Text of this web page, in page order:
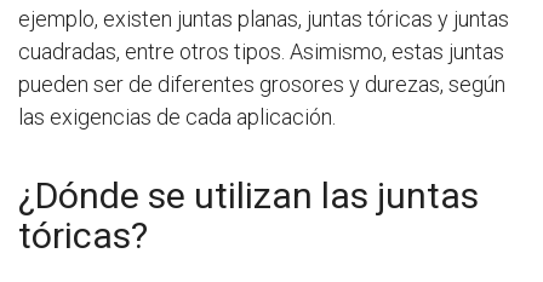
ejemplo, existen juntas planas, juntas tóricas y juntas
cuadradas, entre otros tipos. Asimismo, estas juntas
pueden ser de diferentes grosores y durezas, según
las exigencias de cada aplicación.
¿Dónde se utilizan las juntas
tóricas?